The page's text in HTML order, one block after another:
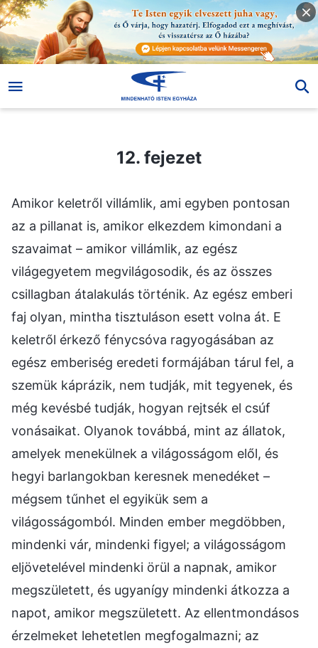
12. fejezet
Amikor keletről villámlik, ami egyben pontosan
az a pillanat is, amikor elkezdem kimondani a
szavaimat – amikor villámlik, az egész
világegyetem megvilágosodik, és az összes
csillagban átalakulás történik. Az egész emberi
faj olyan, mintha tisztuláson esett volna át. E
keletről érkező fénycsóva ragyogásában az
egész emberiség eredeti formájában tárul fel, a
szemük káprázik, nem tudják, mit tegyenek, és
még kevésbé tudják, hogyan rejtsék el csúf
vonásaikat. Olyanok továbbá, mint az állatok,
amelyek menekülnek a világosságom elől, és
hegyi barlangokban keresnek menedéket –
mégsem tűnhet el egyikük sem a
világosságomból. Minden ember megdöbben,
mindenki vár, mindenki figyel; a világosságom
eljövetelével mindenki örül a napnak, amikor
megszületett, és ugyanígy mindenki átkozza a
napot, amikor megszületett. Az ellentmondásos
érzelmeket lehetetlen megfogalmazni; az